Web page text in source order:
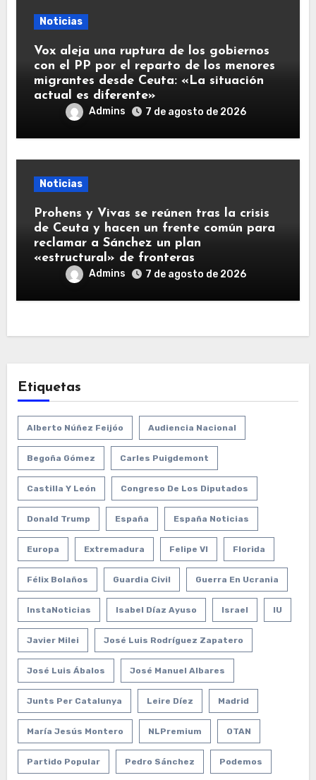
Noticias
Vox aleja una ruptura de los gobiernos
con el PP por el reparto de los menores
migrantes desde Ceuta: «La situación
actual es diferente»
Admins 7 de agosto de 2026
Noticias
Prohens y Vivas se reúnen tras la crisis
de Ceuta y hacen un frente común para
reclamar a Sánchez un plan
«estructural» de fronteras
Admins 7 de agosto de 2026
Etiquetas
Alberto Núñez Feijóo Audiencia Nacional
Begoña Gómez Carles Puigdemont
Castilla Y León Congreso De Los Diputados
Donald Trump España España Noticias
Europa Extremadura Felipe VI Florida
Félix Bolaños Guardia Civil Guerra En Ucrania
InstaNoticias Isabel Díaz Ayuso Israel IU
Javier Milei José Luis Rodríguez Zapatero
José Luis Ábalos José Manuel Albares
Junts Per Catalunya Leire Díez Madrid
María Jesús Montero NLPremium OTAN
Partido Popular Pedro Sánchez Podemos